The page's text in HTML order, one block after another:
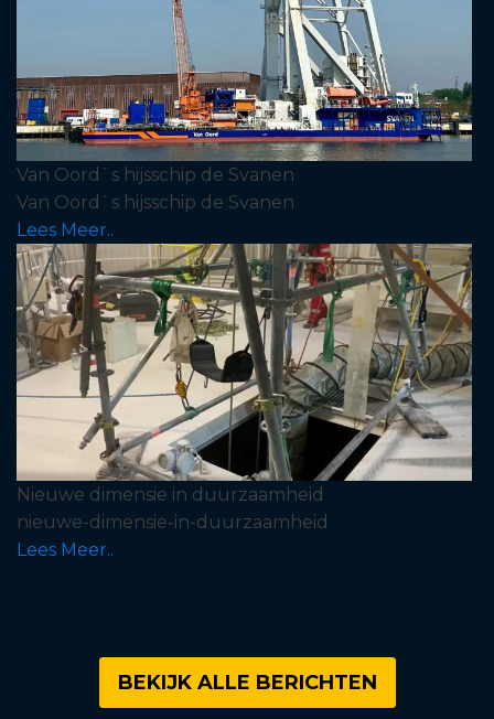
Van Oord`s hijsschip de Svanen
Van Oord`s hijsschip de Svanen
Lees Meer..
Nieuwe dimensie in duurzaamheid
nieuwe-dimensie-in-duurzaamheid
Lees Meer..
BEKIJK ALLE BERICHTEN